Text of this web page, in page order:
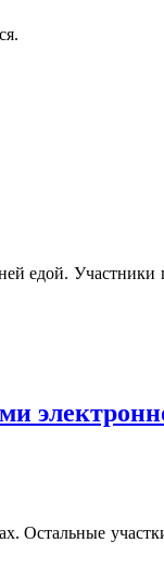
едой. Участники
Остальные